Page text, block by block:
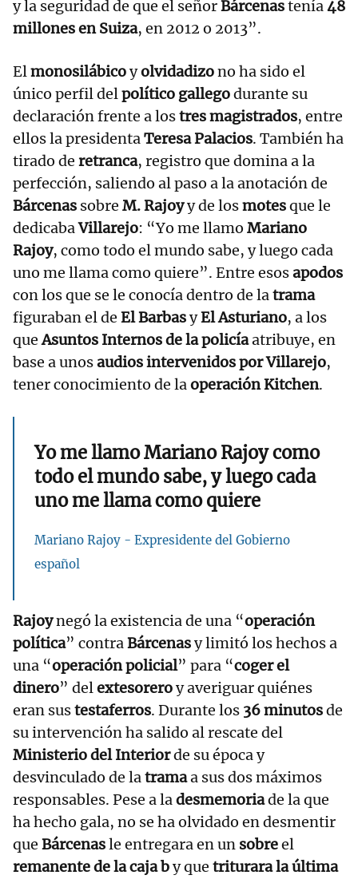
y la seguridad de que el señorBárcenastenía48
millones en Suiza, en 2012 o 2013”.
Elmonosilábicoyolvidadizono ha sido el
único perfil delpolítico gallegodurante su
declaración frente a lostres magistrados, entre
ellos la presidentaTeresa Palacios. También ha
tirado de retranca, registro que domina a la
perfección, saliendo al paso a la anotación de
Bárcenas sobre M. Rajoyy de losmotesque le
dedicabaVillarejo: “Yo me llamo Mariano
Rajoy, como todo el mundo sabe, y luego cada
uno me llama como quiere”. Entre esosapodos
con los que se le conocía dentro de latrama
figuraban el de El BarbasyEl Asturiano, a los
queAsuntos Internos de la policíaatribuye, en
base a unosaudios intervenidos por Villarejo,
tener conocimiento de laoperación Kitchen.
Yo me llamo Mariano Rajoy como
todo el mundo sabe, y luego cada
uno me llama como quiere
Mariano Rajoy - Expresidente del Gobierno
español
Rajoynegó la existencia de una “operación
política” contraBárcenasy limitó los hechos a
una “operación policial” para “coger el
dinero” delextesoreroy averiguar quiénes
eran sustestaferros. Durante los 36 minutosde
su intervención ha salido al rescate del
Ministerio del Interiorde su época y
desvinculado de latramaa sus dos máximos
responsables. Pese a ladesmemoriade la que
ha hecho gala, no se ha olvidado en desmentir
que Bárcenasle entregara en un sobreel
remanente de la caja by que triturara la última